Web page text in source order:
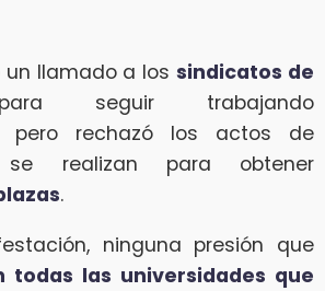
un llamado a lossindicatos de
seguir trabajando
pero rechazó los actos de
realizan para obtener
.
ninguna presión que
todas las universidades que